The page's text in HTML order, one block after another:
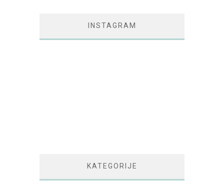
INSTAGRAM
KATEGORIJE